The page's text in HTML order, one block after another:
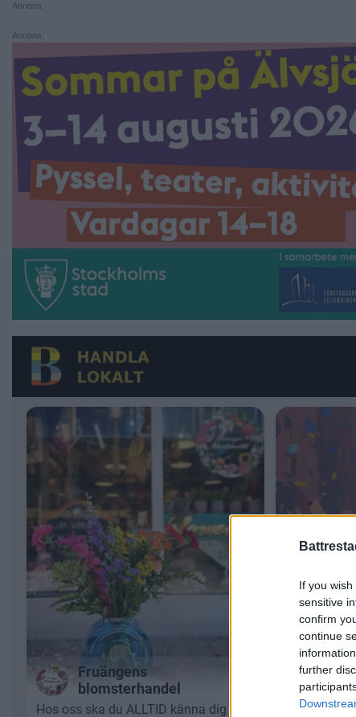
If you
sensitive
confirm
continue
further
Annons:
Annons: